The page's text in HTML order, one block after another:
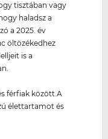
tisztában vagy
haladsz a
a 2025. év
öltözékedhez
is a
férfiak között.A
élettartamot és